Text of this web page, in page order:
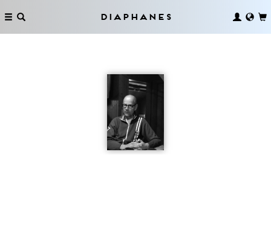
Diaphanes